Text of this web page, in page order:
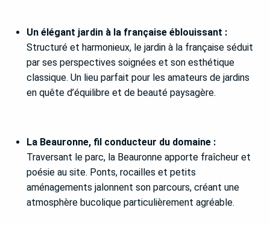
Un élégant jardin à la française éblouissant :
Structuré et harmonieux, le jardin à la française séduit
par ses perspectives soignées et son esthétique
classique. Un lieu parfait pour les amateurs de jardins
en quête d’équilibre et de beauté paysagère.
La Beauronne, fil conducteur du domaine :
Traversant le parc, la Beauronne apporte fraîcheur et
poésie au site. Ponts, rocailles et petits
aménagements jalonnent son parcours, créant une
atmosphère bucolique particulièrement agréable.